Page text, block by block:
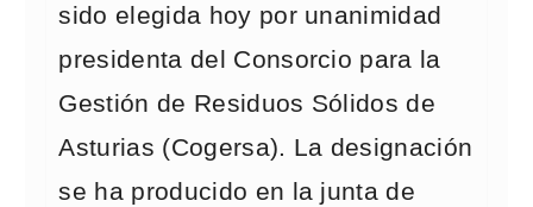
sido elegida hoy por unanimidad
presidenta del Consorcio para la
Gestión de Residuos Sólidos de
Asturias (Cogersa). La designación
se ha producido en la junta de